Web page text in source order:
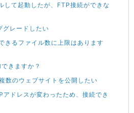
て起動したが、FTP接続ができな
グレードしたい
きるファイル数に上限はあります
きますか？
数のウェブサイトを公開したい
ドレスが変わったため、接続でき